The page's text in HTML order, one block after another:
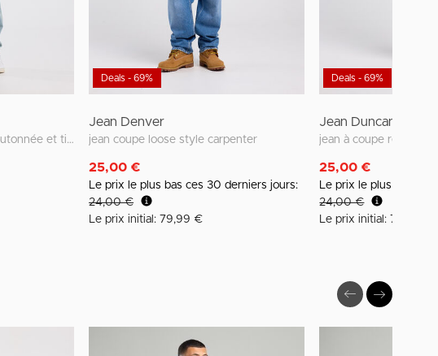
jean slim avec braguette boutonnée et tissu stretch
Deals - 69%
Jean Denver
jean coupe loose style carpenter
25,00 €
Le prix le plus bas ces 30 derniers jours:
24,00 €
Le prix initial: 79,99 €
Deals - 69%
Jean Duncan
25,00 €
Le prix le plus bas
24,00 €
Le prix initial: 79,99 €